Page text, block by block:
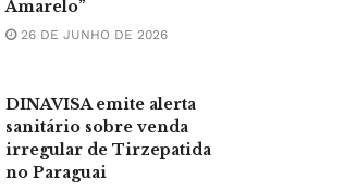
Amarelo”
26 DE JUNHO DE 2026
DINAVISA emite alerta
sanitário sobre venda
irregular de Tirzepatida
no Paraguai